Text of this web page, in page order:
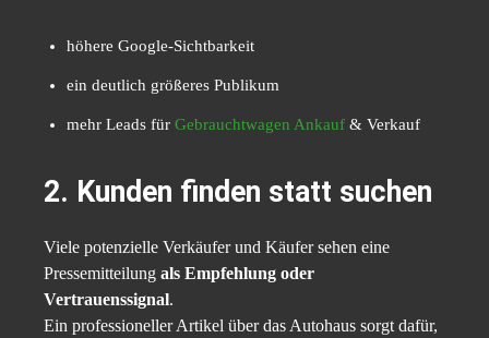
höhere Google-Sichtbarkeit
ein deutlich größeres Publikum
mehr Leads für Gebrauchtwagen Ankauf & Verkauf
2. Kunden finden statt suchen
Viele potenzielle Verkäufer und Käufer sehen eine
Pressemitteilung als Empfehlung oder
Vertrauenssignal.
Ein professioneller Artikel über das Autohaus sorgt dafür,